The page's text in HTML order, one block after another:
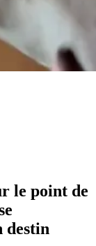
le point de
destin